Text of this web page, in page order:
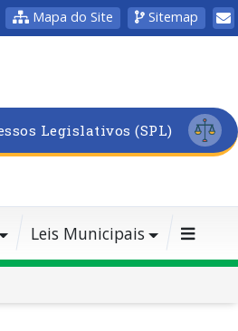
Mapa do Site Sitemap
Legislativos (SPL)
Leis Municipais